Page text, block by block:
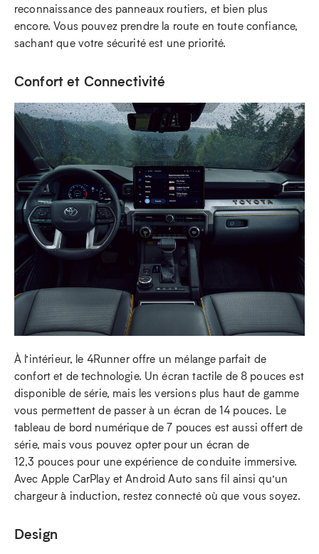
reconnaissance des panneaux routiers, et bien plus
encore. Vous pouvez prendre la route en toute confiance,
sachant que votre sécurité est une priorité.
Confort et Connectivité
À l’intérieur, le 4Runner offre un mélange parfait de
confort et de technologie. Un écran tactile de 8 pouces est
disponible de série, mais les versions plus haut de gamme
vous permettent de passer à un écran de 14 pouces. Le
tableau de bord numérique de 7 pouces est aussi offert de
série, mais vous pouvez opter pour un écran de
12,3 pouces pour une expérience de conduite immersive.
Avec Apple CarPlay et Android Auto sans fil ainsi qu’un
chargeur à induction, restez connecté où que vous soyez.
Design